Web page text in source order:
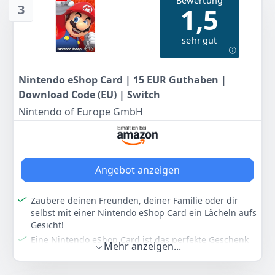
UVP:
UVP:
3 1,5
sehr gut
Nintendo eShop Card | 15 EUR Guthaben |
Download Code (EU) | Switch
Nintendo of Europe GmbH
Angebot anzeigen
Zaubere deinen Freunden, deiner Familie oder dir
selbst mit einer Nintendo eShop Card ein Lächeln aufs
Gesicht!
Eine Nintendo eShop Card ist das perfekte Geschenk
für alle, die gerne Spaß haben und Spiele lieben!
Mehr anzeigen...